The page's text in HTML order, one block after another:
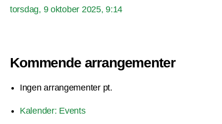
torsdag, 9 oktober 2025, 9:14
Kommende arrangementer
Ingen arrangementer pt.
Kalender: Events